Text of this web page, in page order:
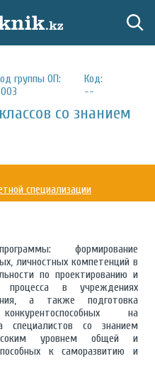
группы ОП:
Код:
--
со знанием
специализации
формирование
личностных компетенций в
по проектированию и
процесса в учреждениях
а также подготовка
на
со знанием
уровнем общей и
к саморазвитию и